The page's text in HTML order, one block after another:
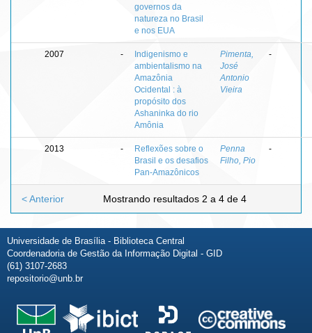
governos da
natureza no Brasil
e nos EUA
2007 -
Indigenismo e
ambientalismo na
Amazônia
Ocidental : à
propósito dos
Ashaninka do rio
Amônia
Pimenta,
José
Antonio
Vieira
-
2013 -
Reflexões sobre o
Brasil e os desafios
Pan-Amazônicos
Penna
Filho, Pio
-
Mostrando resultados 2 a 4 de 4
< Anterior
Universidade de Brasília - Biblioteca Central
Coordenadoria de Gestão da Informação Digital - GID
(61) 3107-2683
repositorio@unb.br